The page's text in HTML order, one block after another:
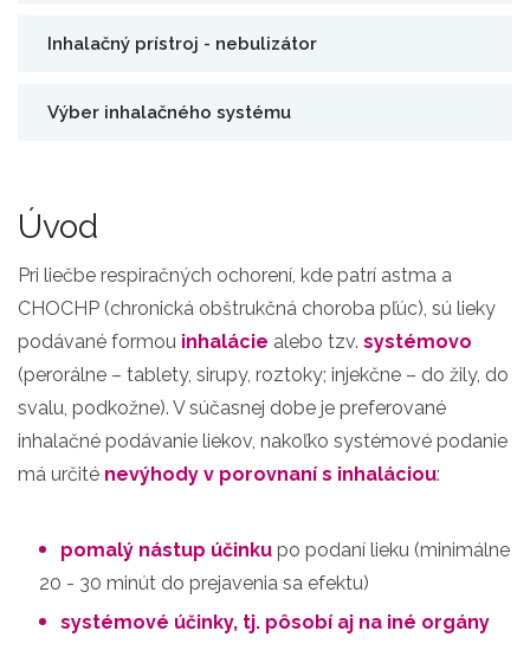
Inhalačný prístroj - nebulizátor
Výber inhalačného systému
Úvod
Pri liečbe respiračných ochorení, kde patrí astma a
CHOCHP (chronická obštrukčná choroba pľúc), sú lieky
podávané formou inhalácie alebo tzv. systémovo
(perorálne – tablety, sirupy, roztoky; injekčne – do žily, do
svalu, podkožne). V súčasnej dobe je preferované
inhalačné podávanie liekov, nakoľko systémové podanie
má určité nevýhody v porovnaní s inhaláciou:
pomalý nástup účinku po podaní lieku (minimálne
20 - 30 minút do prejavenia sa efektu)
systémové účinky, tj. pôsobí aj na iné orgány